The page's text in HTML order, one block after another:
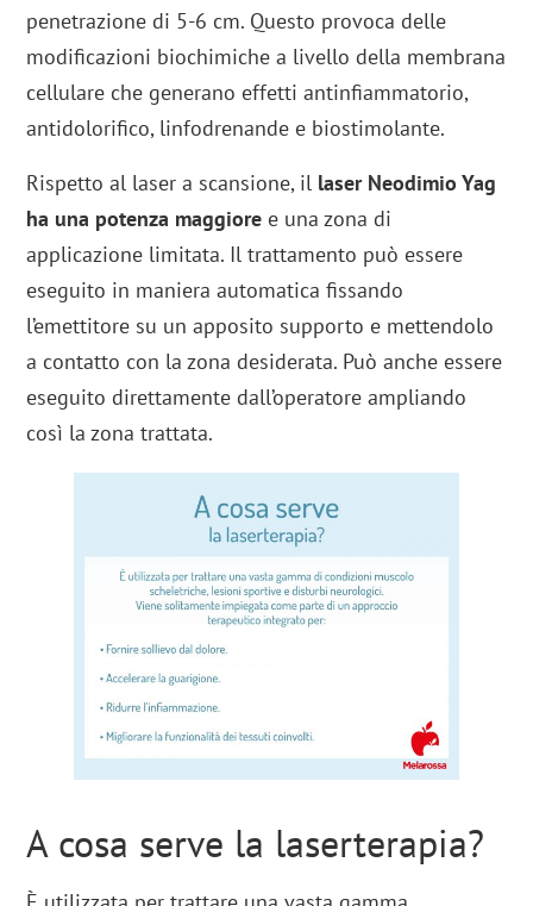
penetrazione di 5-6 cm. Questo provoca delle
modificazioni biochimiche a livello della membrana
cellulare che generano effetti antinfiammatorio,
antidolorifico, linfodrenande e biostimolante.
Rispetto al laser a scansione, il laser Neodimio Yag
ha una potenza maggiore e una zona di
applicazione limitata. Il trattamento può essere
eseguito in maniera automatica fissando
l’emettitore su un apposito supporto e mettendolo
a contatto con la zona desiderata. Può anche essere
eseguito direttamente dall’operatore ampliando
così la zona trattata.
A cosa serve la laserterapia?